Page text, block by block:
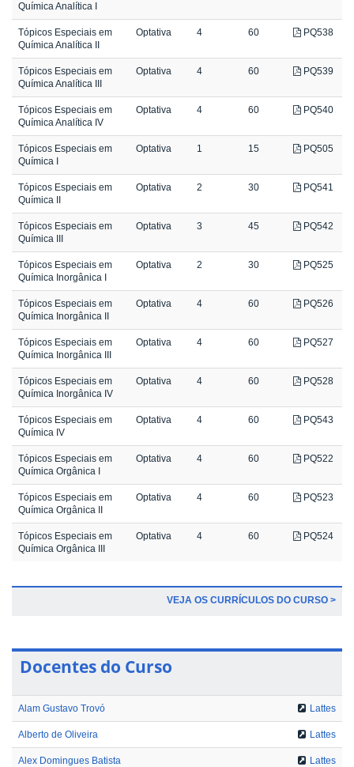
Química Analítica I
Tópicos Especiais em
Química Analítica II
Optativa 4 60 PQ538
Tópicos Especiais em
Química Analítica III
Optativa 4 60 PQ539
Tópicos Especiais em
Química Analítica IV
Optativa 4 60 PQ540
Tópicos Especiais em
Química I
Optativa 1 15 PQ505
Tópicos Especiais em
Química II
Optativa 2 30 PQ541
Tópicos Especiais em
Química III
Optativa 3 45 PQ542
Tópicos Especiais em
Química Inorgânica I
Optativa 2 30 PQ525
Tópicos Especiais em
Química Inorgânica II
Optativa 4 60 PQ526
Tópicos Especiais em
Química Inorgânica III
Optativa 4 60 PQ527
Tópicos Especiais em
Química Inorgânica IV
Optativa 4 60 PQ528
Tópicos Especiais em
Química IV
Optativa 4 60 PQ543
Tópicos Especiais em
Química Orgânica I
Optativa 4 60 PQ522
Tópicos Especiais em
Química Orgânica II
Optativa 4 60 PQ523
Tópicos Especiais em
Química Orgânica III
Optativa 4 60 PQ524
VEJA OS CURRÍCULOS DO CURSO >
Docentes do Curso
Alam Gustavo Trovó Lattes
Alberto de Oliveira Lattes
Alex Domingues Batista Lattes